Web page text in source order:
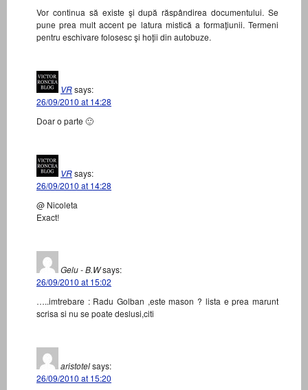
Vor continua să existe şi după răspândirea documentului. Se
pune prea mult accent pe latura mistică a formaţiunii. Termeni
pentru eschivare folosesc şi hoţii din autobuze.
VRsays:
26/09/2010 at 14:28
Doar o parte 🙂
VRsays:
26/09/2010 at 14:28
@ Nicoleta
Exact!
Gelu - B.Wsays:
26/09/2010 at 15:02
…..imtrebare : Radu Golban ,este mason ? lista e prea marunt
scrisa si nu se poate deslusi,citi
aristotelsays:
26/09/2010 at 15:20